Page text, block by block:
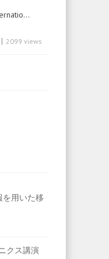
| 2099 views
を用いた移
クス講演